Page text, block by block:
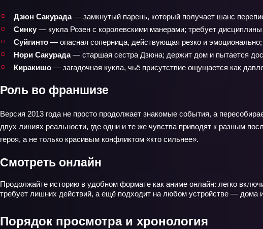
Дзюн Сакурада— замкнутый парень, который получает шанс
Синку — кукла Розен с королевскими манерами; требует
Суйгинто — опасная соперница, действующая резко и
Нори Сакурада— старшая сестра Дзюна; держит дом и пытается
Киракишо — загадочная кукла, чьё присутствие ощущается как
Роль во франшизе
Версия 2013 года не просто продолжает знакомые события, а
двух линиях реальности, где одни и те же чувства приводят к разным
героя, а не только красивым конфликтом «кто сильнее».
Смотреть онлайн
Продолжайте историю в удобном формате как аниме онлайн: легко
требует лишних действий, а ещё подходит на любом устройстве — дома и
Порядок просмотра и хронология